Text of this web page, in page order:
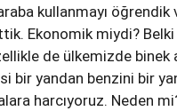
kullanmayı öğrendik
Ekonomik miydi?
de ülkemizde
bir yandan benzini bir
harcıyoruz. Neden